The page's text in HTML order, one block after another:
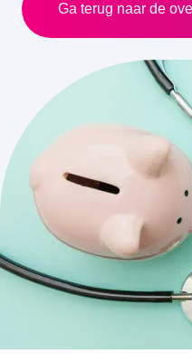
Ga terug naar de